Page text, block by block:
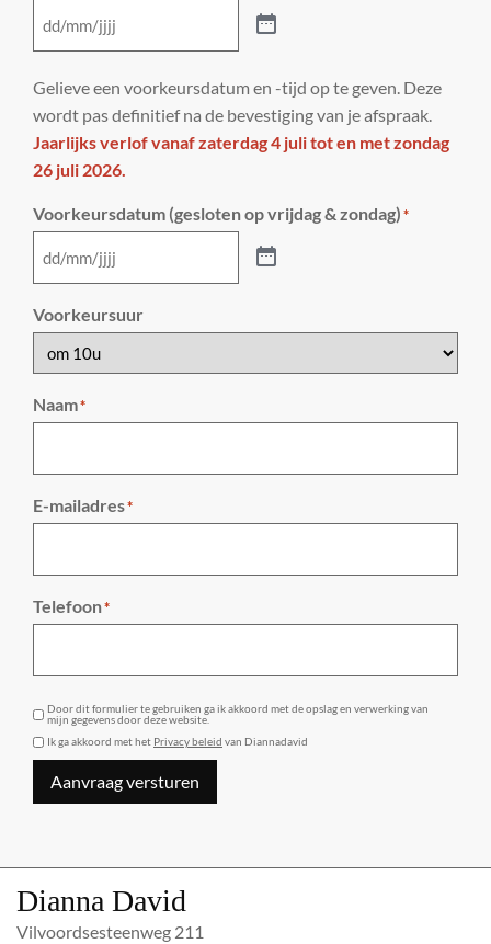
Gelieve een voorkeursdatum en -tijd op te geven. Deze
wordt pas definitief na de bevestiging van je afspraak.
Jaarlijks verlof vanaf zaterdag 4 juli tot en met zondag
26 juli 2026.
Voorkeursdatum (gesloten op vrijdag & zondag)*
Voorkeursuur
Naam*
E-mailadres*
Telefoon*
Door dit formulier te gebruiken ga ik akkoord met de opslag en verwerking van
mijn gegevens door deze website.
Ik ga akkoord met het Privacy beleid van Diannadavid
Aanvraag versturen
Dianna David
Vilvoordsesteenweg 211